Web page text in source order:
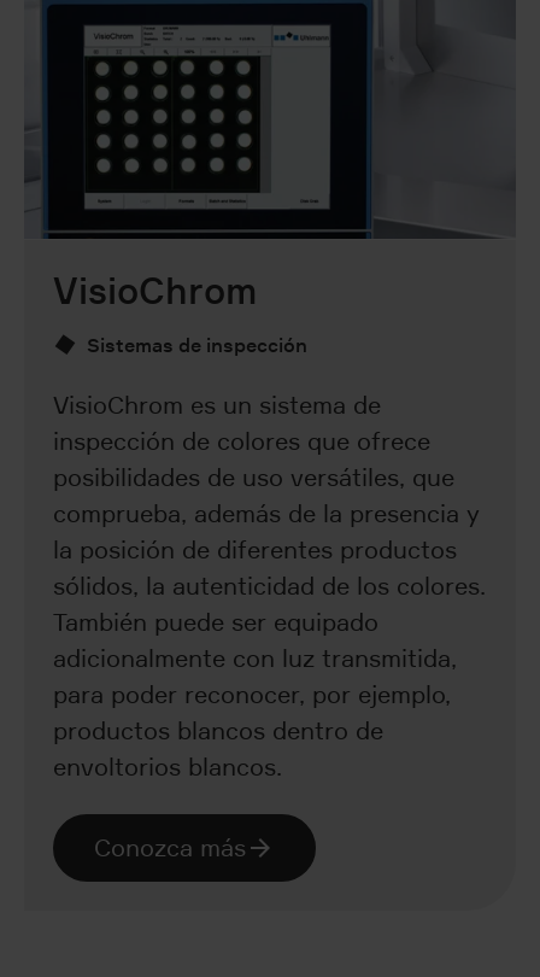
VisioChrom
Sistemas de inspección
VisioChrom es un sistema de
inspección de colores que ofrece
posibilidades de uso versátiles, que
comprueba, además de la presencia y
la posición de diferentes productos
sólidos, la autenticidad de los colores.
También puede ser equipado
adicionalmente con luz transmitida,
para poder reconocer, por ejemplo,
productos blancos dentro de
envoltorios blancos.
Conozca más